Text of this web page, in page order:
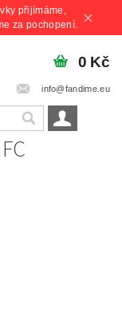
přijímáme,
za pochopení.
info@fandime.eu
0 Kč